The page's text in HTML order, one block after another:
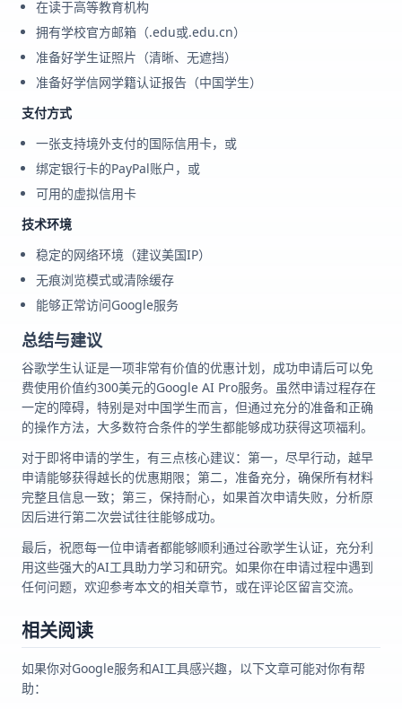
在读于高等教育机构
拥有学校官方邮箱（.edu或.edu.cn）
准备好学生证照片（清晰、无遮挡）
准备好学信网学籍认证报告（中国学生）
支付方式
一张支持境外支付的国际信用卡，或
绑定银行卡的PayPal账户，或
可用的虚拟信用卡
技术环境
稳定的网络环境（建议美国IP）
无痕浏览模式或清除缓存
能够正常访问Google服务
总结与建议
谷歌学生认证是一项非常有价值的优惠计划，成功申请后可以免
费使用价值约300美元的Google AI Pro服务。虽然申请过程存在
一定的障碍，特别是对中国学生而言，但通过充分的准备和正确
的操作方法，大多数符合条件的学生都能够成功获得这项福利。
对于即将申请的学生，有三点核心建议：第一，尽早行动，越早
申请能够获得越长的优惠期限；第二，准备充分，确保所有材料
完整且信息一致；第三，保持耐心，如果首次申请失败，分析原
因后进行第二次尝试往往能够成功。
最后，祝愿每一位申请者都能够顺利通过谷歌学生认证，充分利
用这些强大的AI工具助力学习和研究。如果你在申请过程中遇到
任何问题，欢迎参考本文的相关章节，或在评论区留言交流。
相关阅读
如果你对Google服务和AI工具感兴趣，以下文章可能对你有帮
助：